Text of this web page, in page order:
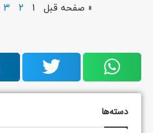
« صفحه قبل 2
3
دسته‌ها